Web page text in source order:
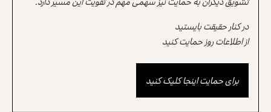
در کنار حقیقت بایستید
از اطلاعات روز حمایت کنید
برای حمایت اینجا کلیک کنید